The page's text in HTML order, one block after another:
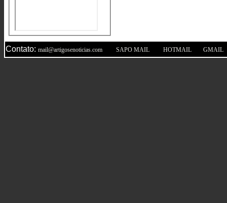
Contato: mail@artigosenoticias.com SAPO MAIL HOTMAIL GMAIL